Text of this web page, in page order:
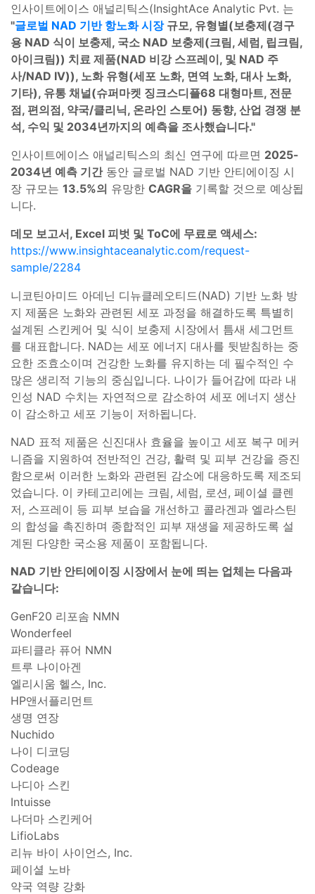
인사이트에이스 애널리틱스(InsightAce Analytic Pvt. 는
"글로벌 NAD 기반 항노화 시장규모, 유형별(보충제(경구
용 NAD 식이 보충제, 국소 NAD 보충제(크림, 세럼, 립크림,
아이크림)) 치료 제품(NAD 비강 스프레이, 및 NAD 주
사/NAD IV)), 노화 유형(세포 노화, 면역 노화, 대사 노화,
기타), 유통 채널(슈퍼마켓 징크스디플68 대형마트, 전문
점, 편의점, 약국/클리닉, 온라인 스토어) 동향, 산업 경쟁 분
석, 수익 및 2034년까지의 예측을 조사했습니다."
인사이트에이스 애널리틱스의 최신 연구에 따르면 2025-
2034년 예측 기간동안 글로벌 NAD 기반 안티에이징 시
장 규모는 13.5%의 유망한 CAGR을 기록할 것으로 예상됩
니다.
데모 보고서, Excel 피벗 및 ToC에 무료로 액세스:
https://www.insightaceanalytic.com/request-
sample/2284
니코틴아미드 아데닌 디뉴클레오티드(NAD) 기반 노화 방
지 제품은 노화와 관련된 세포 과정을 해결하도록 특별히
설계된 스킨케어 및 식이 보충제 시장에서 틈새 세그먼트
를 대표합니다. NAD는 세포 에너지 대사를 뒷받침하는 중
요한 조효소이며 건강한 노화를 유지하는 데 필수적인 수
많은 생리적 기능의 중심입니다. 나이가 들어감에 따라 내
인성 NAD 수치는 자연적으로 감소하여 세포 에너지 생산
이 감소하고 세포 기능이 저하됩니다.
NAD 표적 제품은 신진대사 효율을 높이고 세포 복구 메커
니즘을 지원하여 전반적인 건강, 활력 및 피부 건강을 증진
함으로써 이러한 노화와 관련된 감소에 대응하도록 제조되
었습니다. 이 카테고리에는 크림, 세럼, 로션, 페이셜 클렌
저, 스프레이 등 피부 보습을 개선하고 콜라겐과 엘라스틴
의 합성을 촉진하며 종합적인 피부 재생을 제공하도록 설
계된 다양한 국소용 제품이 포함됩니다.
NAD 기반 안티에이징 시장에서 눈에 띄는 업체는 다음과
같습니다:
GenF20 리포솜 NMN
Wonderfeel
파티클라 퓨어 NMN
트루 나이아겐
엘리시움 헬스, Inc.
HP앤서플리먼트
생명 연장
Nuchido
나이 디코딩
Codeage
나디아 스킨
Intuisse
나더마 스킨케어
LifioLabs
리뉴 바이 사이언스, Inc.
페이셜 노바
약국 역량 강화